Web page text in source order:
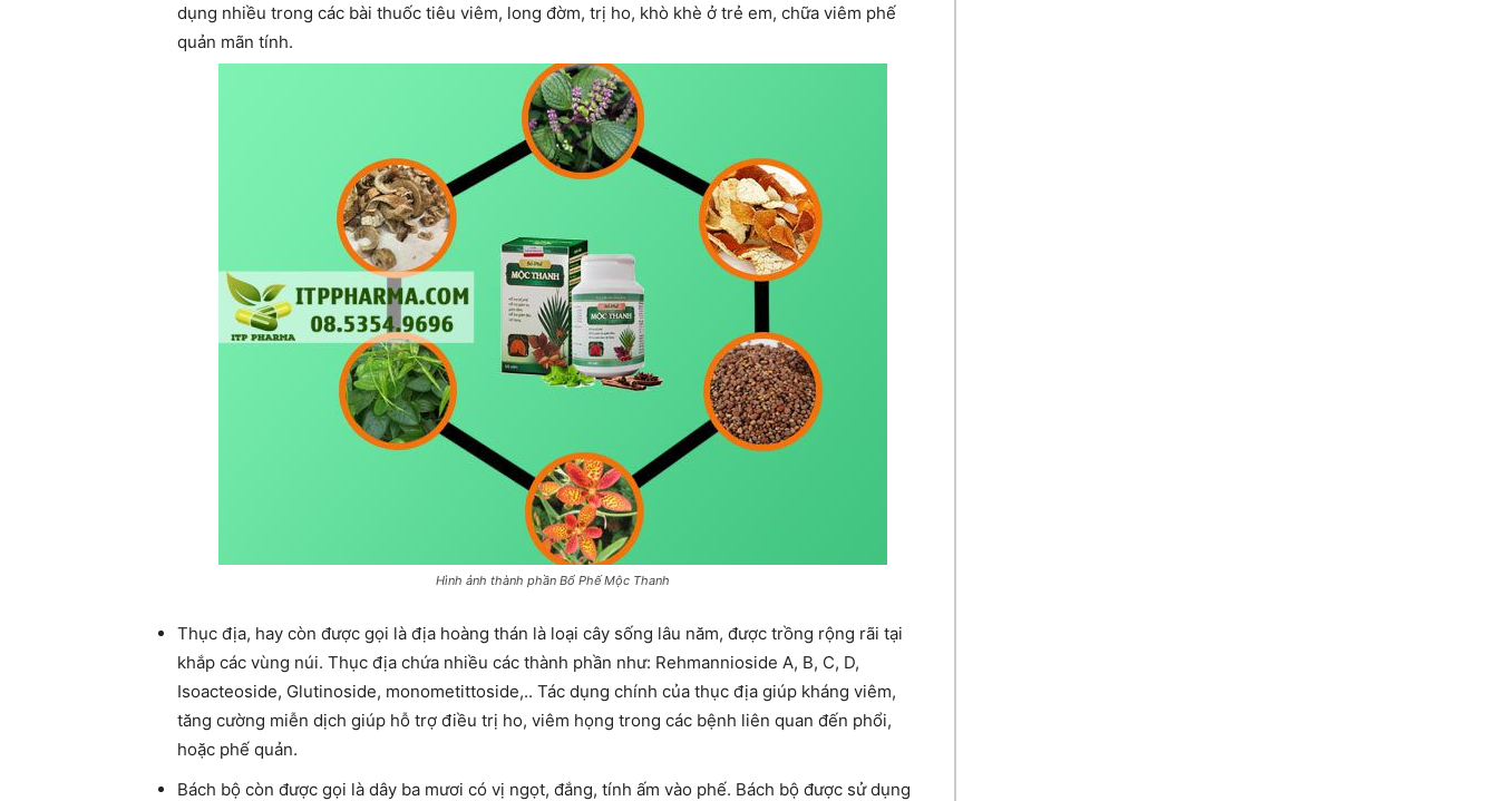
dụng nhiều trong các bài thuốc tiêu viêm, long đờm, trị ho, khò khè ở trẻ em, chữa viêm phế
quản mãn tính.
Hình ảnh thành phần Bổ Phế Mộc Thanh
Thục địa, hay còn được gọi là địa hoàng thán là loại cây sống lâu năm, được trồng rộng rãi tại
khắp các vùng núi. Thục địa chứa nhiều các thành phần như: Rehmannioside A, B, C, D,
Isoacteoside, Glutinoside, monometittoside,.. Tác dụng chính của thục địa giúp kháng viêm,
tăng cường miễn dịch giúp hỗ trợ điều trị ho, viêm họng trong các bệnh liên quan đến phổi,
hoặc phế quản.
Bách bộ còn được gọi là dây ba mươi có vị ngọt, đắng, tính ấm vào phế. Bách bộ được sử dụng